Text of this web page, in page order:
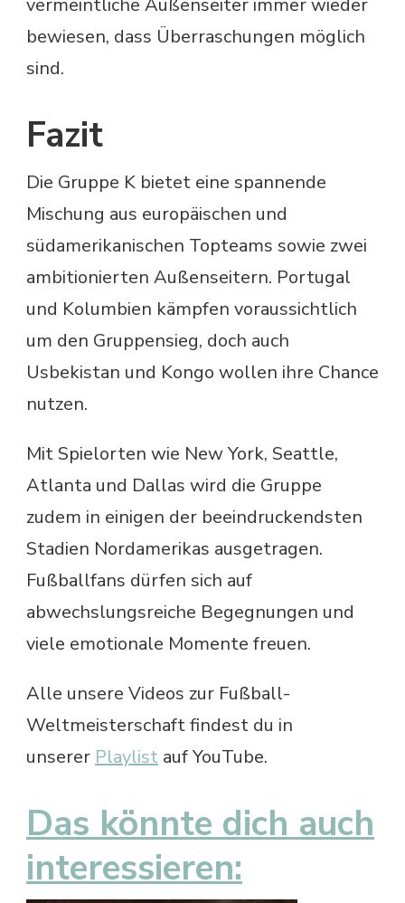
bewiesen, dass Überraschungen möglich
sind.
Fazit
Die Gruppe K bietet eine spannende
Mischung aus europäischen und
südamerikanischen Topteams sowie zwei
ambitionierten Außenseitern. Portugal
und Kolumbien kämpfen voraussichtlich
um den Gruppensieg, doch auch
Usbekistan und Kongo wollen ihre Chance
nutzen.
Mit Spielorten wie New York, Seattle,
Atlanta und Dallas wird die Gruppe
zudem in einigen der beeindruckendsten
Stadien Nordamerikas ausgetragen.
Fußballfans dürfen sich auf
abwechslungsreiche Begegnungen und
viele emotionale Momente freuen.
Alle unsere Videos zur Fußball-
Weltmeisterschaft findest du in
unserer Playlist auf YouTube.
Das könnte dich auch
interessieren: